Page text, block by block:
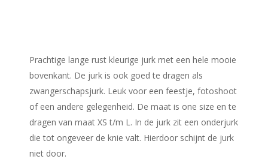
Prachtige lange rust kleurige jurk met een hele mooie
bovenkant. De jurk is ook goed te dragen als
zwangerschapsjurk. Leuk voor een feestje, fotoshoot
of een andere gelegenheid. De maat is one size en te
dragen van maat XS t/m L. In de jurk zit een onderjurk
die tot ongeveer de knie valt. Hierdoor schijnt de jurk
niet door.